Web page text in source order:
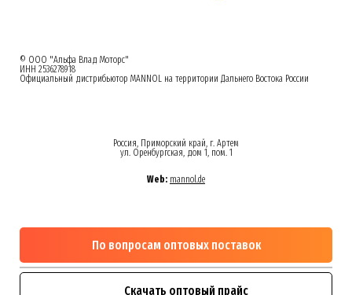
© ООО "Альфа Влад Моторс"
ИНН 2536278918
Официальный дистрибьютор MANNOL на территории Дальнего Востока России
Россия, Приморский край, г. Артем
ул. Оренбургская, дом 1, пом. 1
Web: mannol.de
По вопросам оптовых поставок
Скачать оптовый прайс